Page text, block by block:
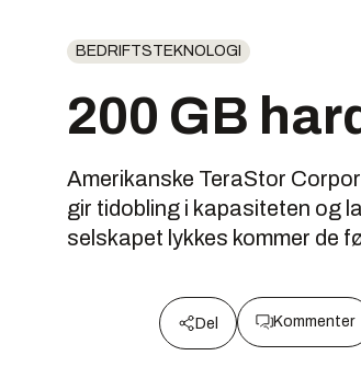
BEDRIFTSTEKNOLOGI
200 GB
Amerikanske TeraStor
gir tidobling i kapasiteten og
selskapet lykkes kommer de
Del Kommenter